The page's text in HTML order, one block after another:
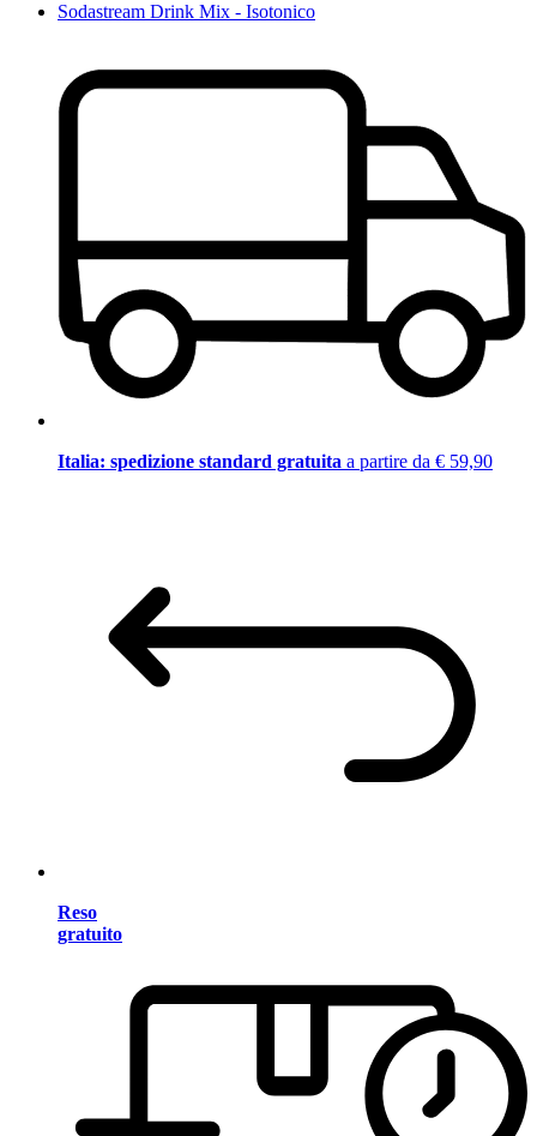
Sodastream Drink Mix - Isotonico
Italia: spedizione standard gratuita a partire da € 59,90
Reso
gratuito